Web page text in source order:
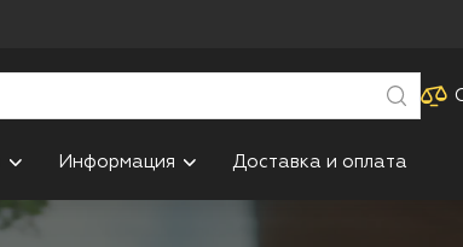
Информация Доставка и оплата